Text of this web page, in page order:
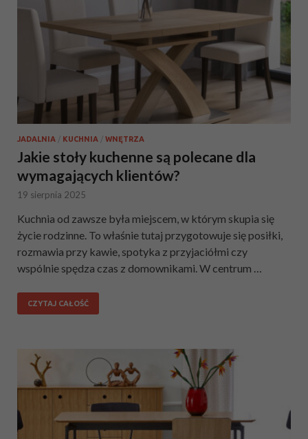
JADALNIA / KUCHNIA / WNĘTRZA
Jakie stoły kuchenne są polecane dla
wymagających klientów?
19 sierpnia 2025
Kuchnia od zawsze była miejscem, w którym skupia się
życie rodzinne. To właśnie tutaj przygotowuje się posiłki,
rozmawia przy kawie, spotyka z przyjaciółmi czy
wspólnie spędza czas z domownikami. W centrum …
CZYTAJ CAŁOŚĆ